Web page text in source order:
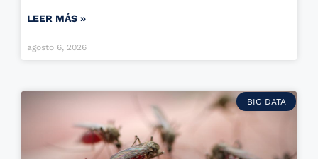
LEER MÁS »
agosto 6, 2026
BIG DATA